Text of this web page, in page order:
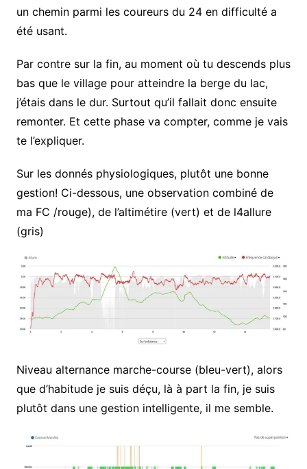
un chemin parmi les coureurs du 24 en difficulté a
été usant.
Par contre sur la fin, au moment où tu descends plus
bas que le village pour atteindre la berge du lac,
j’étais dans le dur. Surtout qu’il fallait donc ensuite
remonter. Et cette phase va compter, comme je vais
te l’expliquer.
Sur les donnés physiologiques, plutôt une bonne
gestion! Ci-dessous, une observation combiné de
ma FC /rouge), de l’altimétire (vert) et de l4allure
(gris)
Niveau alternance marche-course (bleu-vert), alors
que d’habitude je suis déçu, là à part la fin, je suis
plutôt dans une gestion intelligente, il me semble.